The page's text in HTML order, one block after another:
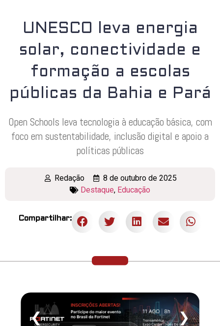
UNESCO leva energia
solar, conectividade e
formação a escolas
públicas da Bahia e Pará
Open Schools leva tecnologia à educação básica, com
foco em sustentabilidade, inclusão digital e apoio a
políticas públicas
Redação
8 de outubro de 2025
Destaque, Educação
Compartilhar:
❮ ❯